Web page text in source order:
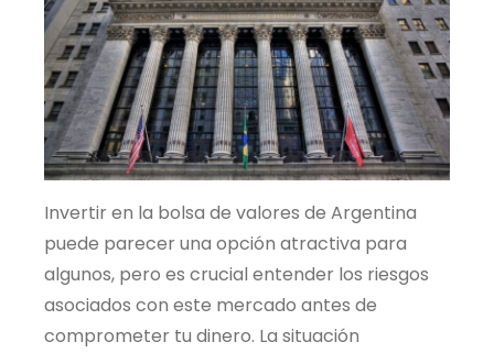
Invertir en la bolsa de valores de Argentina
puede parecer una opción atractiva para
algunos, pero es crucial entender los riesgos
asociados con este mercado antes de
comprometer tu dinero. La situación